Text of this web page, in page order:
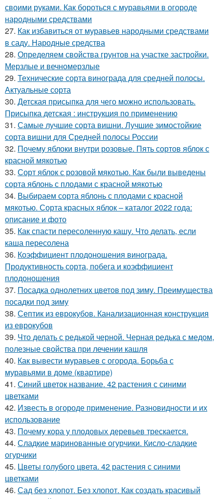
своими руками. Как бороться с муравьями в огороде
народными средствами
27. Как избавиться от муравьев народными средствами
в саду. Народные средства
28. Определяем свойства грунтов на участке застройки.
Мерзлые и вечномерзлые
29. Технические сорта винограда для средней полосы.
Актуальные сорта
30. Детская присыпка для чего можно использовать.
Присыпка детская : инструкция по применению
31. Самые лучшие сорта вишни. Лучшие зимостойкие
сорта вишни для Средней полосы России
32. Почему яблоки внутри розовые. Пять сортов яблок с
красной мякотью
33. Сорт яблок с розовой мякотью. Как были выведены
сорта яблонь с плодами с красной мякотью
34. Выбираем сорта яблонь с плодами с красной
мякотью. Сорта красных яблок – каталог 2022 года:
описание и фото
35. Как спасти пересоленную кашу. Что делать, если
каша пересолена
36. Коэффициент плодоношения винограда.
Продуктивность сорта, побега и коэффициент
плодоношения
37. Посадка однолетних цветов под зиму. Преимущества
посадки под зиму
38. Септик из еврокубов. Канализационная конструкция
из еврокубов
39. Что делать с редькой черной. Черная редька с медом,
полезные свойства при лечении кашля
40. Как вывести муравьев с огорода. Борьба с
муравьями в доме (квартире)
41. Синий цветок название. 42 растения с синими
цветками
42. Известь в огороде применение. Разновидности и их
использование
43. Почему кора у плодовых деревьев трескается.
44. Сладкие маринованные огурчики. Кисло-сладкие
огурчики
45. Цветы голубого цвета. 42 растения с синими
цветками
46. Сад без хлопот. Без хлопот. Как создать красивый